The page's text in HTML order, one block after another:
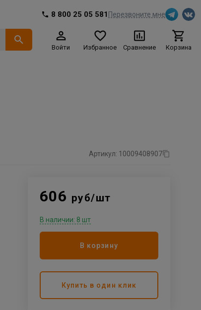
8 800 25 05 581 Перезвоните мне
Войти Избранное Сравнение Корзина
Артикул: 10009408907
606 руб/шт
В наличии: 8 шт
В корзину
Купить в один клик